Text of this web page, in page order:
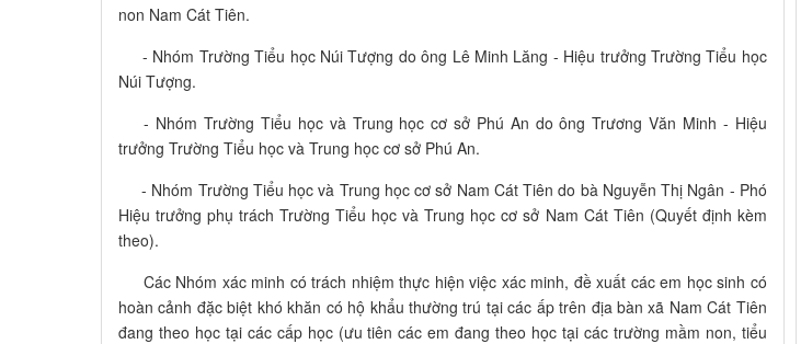
non Nam Cát Tiên.
- Nhóm Trường Tiểu học Núi Tượng do ông Lê Minh Lăng - Hiệu trưởng Trường Tiểu học
Núi Tượng.
- Nhóm Trường Tiểu học và Trung học cơ sở Phú An do ông Trương Văn Minh - Hiệu
trưởng Trường Tiểu học và Trung học cơ sở Phú An.
- Nhóm Trường Tiểu học và Trung học cơ sở Nam Cát Tiên do bà Nguyễn Thị Ngân - Phó
Hiệu trưởng phụ trách Trường Tiểu học và Trung học cơ sở Nam Cát Tiên (Quyết định kèm
theo).
Các Nhóm xác minh có trách nhiệm thực hiện việc xác minh, đề xuất các em học sinh có
hoàn cảnh đặc biệt khó khăn có hộ khẩu thường trú tại các ấp trên địa bàn xã Nam Cát Tiên
đang theo học tại các cấp học (ưu tiên các em đang theo học tại các trường mầm non, tiểu